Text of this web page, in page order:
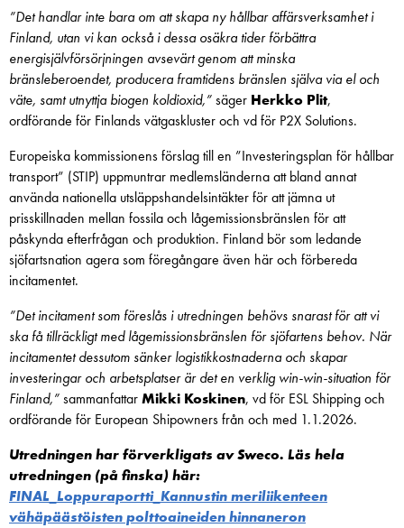
”Det handlar inte bara om att skapa ny hållbar affärsverksamhet i
Finland, utan vi kan också i dessa osäkra tider förbättra
energisjälvförsörjningen avsevärt genom att minska
bränsleberoendet, producera framtidens bränslen själva via el och
väte, samt utnyttja biogen koldioxid,”säger Herkko Plit,
ordförande för Finlands vätgaskluster och vd för P2X Solutions.
Europeiska kommissionens förslag till en ”Investeringsplan för hållbar
transport” (STIP) uppmuntrar medlemsländerna att bland annat
använda nationella utsläppshandelsintäkter för att jämna ut
prisskillnaden mellan fossila och låg­emissionsbränslen för att
påskynda efterfrågan och produktion. Finland bör som ledande
sjöfartsnation agera som föregångare även här och förbereda
incitamentet.
”Det incitament som föreslås i utredningen behövs snarast för att vi
ska få tillräckligt med låg­emissionsbränslen för sjöfartens behov. När
incitamentet dessutom sänker logistikkostnaderna och skapar
investeringar och arbetsplatser är det en verklig win-win-situation för
Finland,”sammanfattarMikki Koskinen, vd för ESL Shipping och
ordförande för European Shipowners från och med 1.1.2026.
Utredningen har förverkligats av Sweco. Läs hela
utredningen (på finska) här:
FINAL_Loppuraportti_Kannustin meriliikenteen
vähäpäästöisten polttoaineiden hinnaneron